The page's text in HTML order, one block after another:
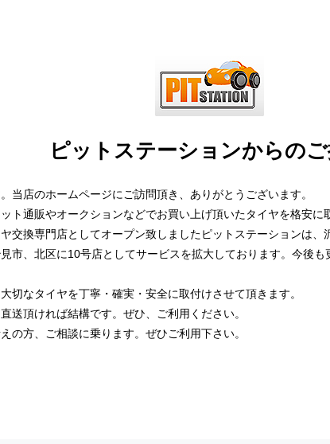
ピットステーションからの
当店のホームページにご訪問頂き、ありがとうございます。
ト通販やオークションなどでお買い上げ頂いたタイヤを格安に
交換専門店としてオープン致しましたピットステーションは
市、北区に10号店としてサービスを拡大しております。今後
切なタイヤを丁寧・確実・安全に取付けさせて頂きます。
送頂ければ結構です。ぜひ、ご利用ください。
の方、ご相談に乗ります。ぜひご利用下さい。